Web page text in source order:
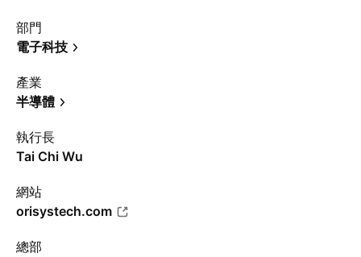
部門
電子科技
產業
半導體
執行長
Tai Chi Wu
網站
orisystech.com
總部